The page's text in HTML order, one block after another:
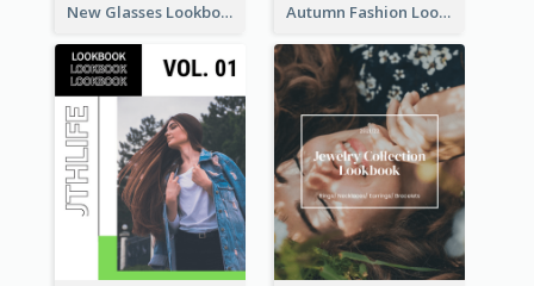
New Glasses Lookbook Autumn Fashion Lookbook